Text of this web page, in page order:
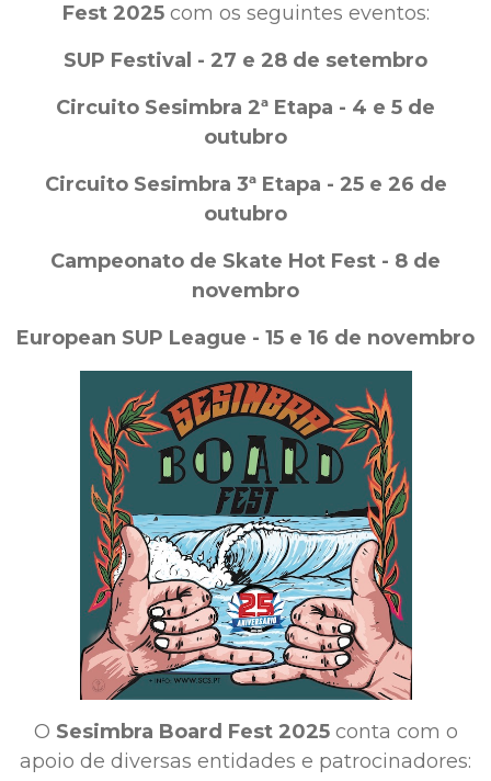
Fest 2025com os seguintes eventos:
SUP Festival - 27 e 28 de setembro
Circuito Sesimbra 2ª Etapa - 4 e 5 de
outubro
Circuito Sesimbra 3ª Etapa - 25 e 26 de
outubro
Campeonato de Skate Hot Fest - 8 de
novembro
European SUP League - 15 e 16 de novembro
O Sesimbra Board Fest 2025conta com o
apoio de diversas entidades e patrocinadores: